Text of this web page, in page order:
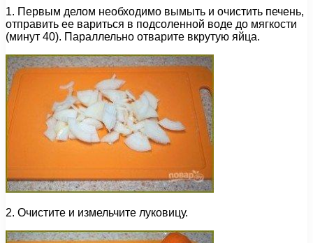
1. Первым делом необходимо вымыть и очистить печень,
отправить ее вариться в подсоленной воде до мягкости
(минут 40). Параллельно отварите вкрутую яйца.
2. Очистите и измельчите луковицу.